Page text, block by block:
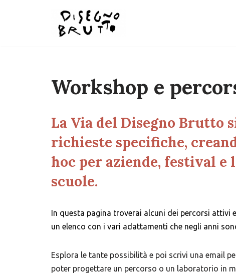
Workshop e
La Via del Disegno Brutto
richieste specifiche,
hoc per aziende, festival
scuole.
In questa pagina troverai alcuni dei percorsi attivi
un elenco con i vari adattamenti che negli anni
Esplora le tante possibilità e poi scrivi una email
poter progettare un percorso o un laboratorio in